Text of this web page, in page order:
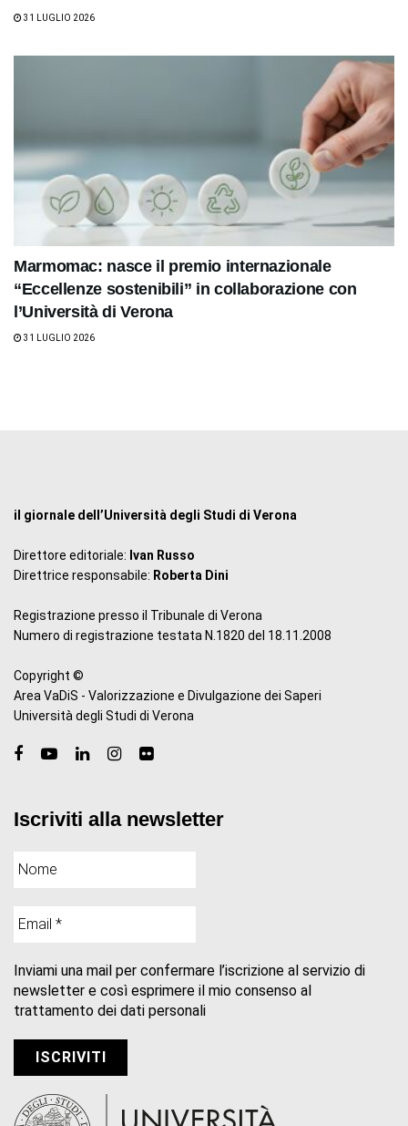
31 LUGLIO 2026
Marmomac: nasce il premio internazionale
“Eccellenze sostenibili” in collaborazione con
l’Università di Verona
31 LUGLIO 2026
il giornale dell’Università degli Studi di Verona
Direttore editoriale: Ivan Russo
Direttrice responsabile: Roberta Dini
Registrazione presso il Tribunale di Verona
Numero di registrazione testata N.1820 del 18.11.2008
Copyright ©
Area VaDiS - Valorizzazione e Divulgazione dei Saperi
Università degli Studi di Verona
Iscriviti alla newsletter
Inviami una mail per confermare l’iscrizione al servizio di
newsletter e così esprimere il mio consenso al
trattamento dei dati personali